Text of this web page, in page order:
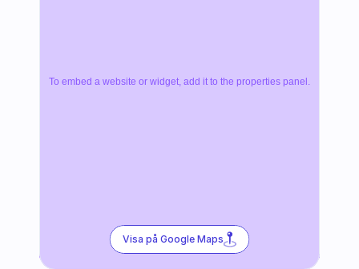
To embed a website or widget, add it to the properties panel.
Visa på Google Maps